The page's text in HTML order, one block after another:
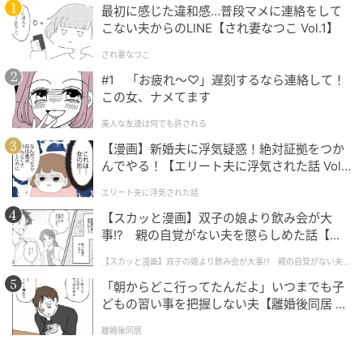
篠田麻里子さんが“悪嫁”綾香に甘さと残酷さを
与えた
篠田麻里子さんの演技が印象的なのは、綾香をただ
の“悪い妻”で終わらせなかったところです。綾香は
イドルデュエット
で、夫と娘がいながら不倫へ踏み込みます。
印象的なのは第2話で、綾香が渉のためにおにぎりを作
ったように見せかけ、その具材に結婚指輪を入れる場
面です。綾香は笑顔のまま渉へおにぎりを差し出しま
すが、渉が口にしたのは愛情のこもった具材ではな
く、結婚の象徴だった指輪でした。その瞬間、家庭を
壊した側である綾香が、相手の心をさらにえぐる人物
としてはっきり立ち上がります。
最初に感じた違和感…普段マメに連絡をして
こない夫からのLINE【され妻なつこ Vol.1】
され妻なつこ
#1 「お疲れ〜♡」遅刻するなら連絡して！
この女、ナメてます
美人な友達は何でも許される
【漫画】新婚夫に浮気疑惑！絶対証拠をつか
んでやる！【エリート夫に浮気された話 Vol.
エリート夫に浮気された話
【スカッと漫画】双子の娘より飲み会が大
事!? 親の自覚がない夫を懲らしめた話【第1
【スカッと漫画】双子の娘より飲み会が大事!? 親の自覚がない夫を
懲らしめた話
「朝からどこ行ってたんだよ」いつまでも子
どもの習い事を把握しない夫【離婚後同居 Vo
離婚後同居